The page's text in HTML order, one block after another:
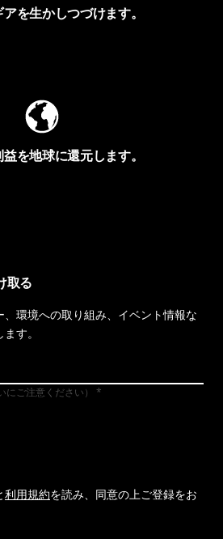
を生かしつづけます。
を地球に還元します。
取る
環境への取り組み、イベント情報な
す。
ご注意ください）
利用規約を読み、同意の上ご登録をお